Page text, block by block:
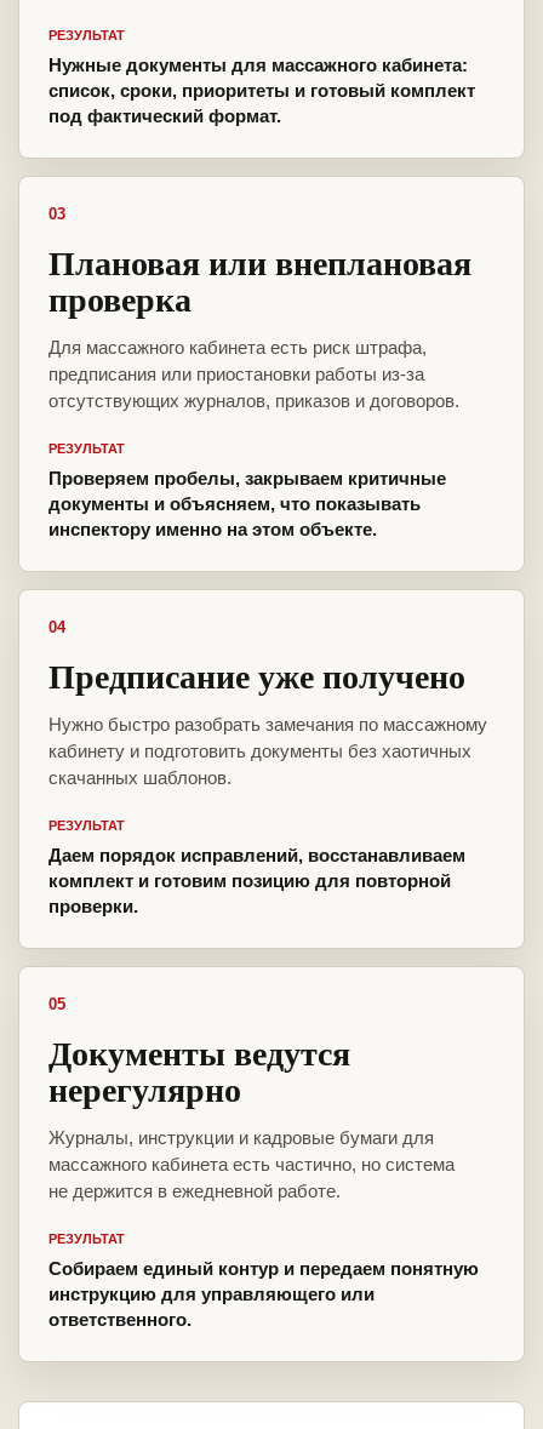
РЕЗУЛЬТАТ
Нужные документы для массажного кабинета:
список, сроки, приоритеты и готовый комплект
под фактический формат.
03
Плановая или внеплановая
проверка
Для массажного кабинета есть риск штрафа,
предписания или приостановки работы из-за
отсутствующих журналов, приказов и договоров.
РЕЗУЛЬТАТ
Проверяем пробелы, закрываем критичные
документы и объясняем, что показывать
инспектору именно на этом объекте.
04
Предписание уже получено
Нужно быстро разобрать замечания по массажному
кабинету и подготовить документы без хаотичных
скачанных шаблонов.
РЕЗУЛЬТАТ
Даем порядок исправлений, восстанавливаем
комплект и готовим позицию для повторной
проверки.
05
Документы ведутся
нерегулярно
Журналы, инструкции и кадровые бумаги для
массажного кабинета есть частично, но система
не держится в ежедневной работе.
РЕЗУЛЬТАТ
Собираем единый контур и передаем понятную
инструкцию для управляющего или
ответственного.